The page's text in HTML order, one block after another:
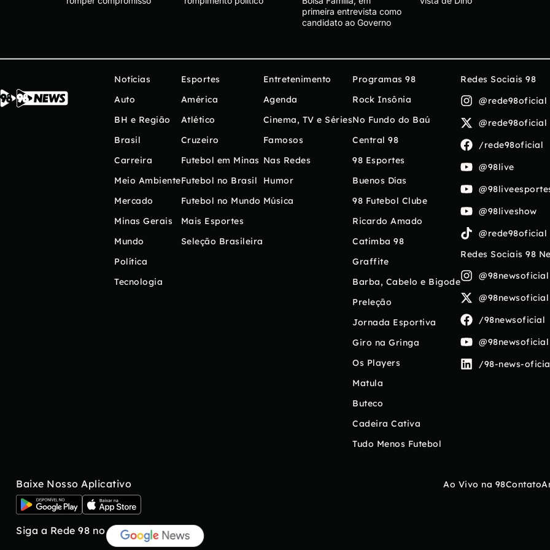
primeira entrevista como
candidato ao Governo
Notícias
Auto
BH e Região
Brasil
Carreira
Meio Ambiente
Mercado
Minas Gerais
Mundo
Política
Tecnologia
Esportes
América
Atlético
Cruzeiro
Futebol em Minas
Futebol no Brasil
Futebol no Mundo
Mais Esportes
Seleção Brasileira
Entretenimento
Agenda
Cinema, TV e Séries
Famosos
Nas Redes
Humor
Música
Programas 98
Rock Insônia
No Fundo do Baú
Central 98
98 Esportes
Buenos Días
98 Futebol Clube
Ricardo Amado
Catimba 98
Graffite
Barba, Cabelo e Bigode
Preleção
Jornada Esportiva
Giro na Gringa
Os Players
Matula
Buteco
Cadeira Cativa
Tudo Menos Futebol
Redes Sociais 98
@rede98oficial
@rede98oficial
/rede98oficial
@98live
@98liveshow
@rede98oficial
Redes Sociais 98
@98newsoficial
@98newsoficial
/98newsoficial
@98newsoficial
/98-news-
Baixe Nosso Aplicativo
Siga a Rede 98 no
Ao Vivo na 98Contato